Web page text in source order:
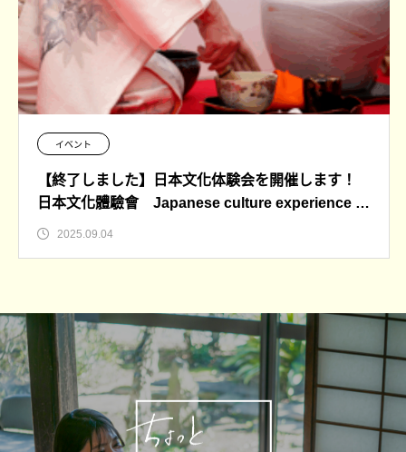
イベント
【終了しました】日本文化体験会を開催します！
日本文化體驗會 Japanese culture experience s
ession
2025.09.04